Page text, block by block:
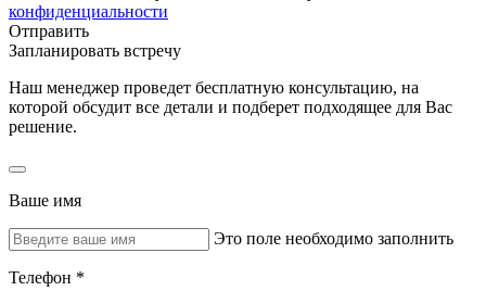
конфиденциальности
Отправить
Запланировать встречу
Наш менеджер проведет бесплатную консультацию, на
которой обсудит все детали и подберет подходящее для Вас
решение.
Ваше имя
Это поле необходимо заполнить
Телефон *